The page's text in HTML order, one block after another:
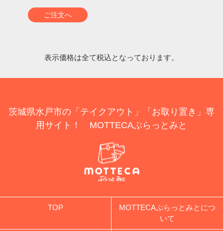
ご注文へ
表示価格は全て税込となっております。
茨城県水戸市の「テイクアウト」「お取り置き」専
用サイト！ MOTTECAぷらっとみと
TOP
MOTTECAぷらっとみとにつ
いて